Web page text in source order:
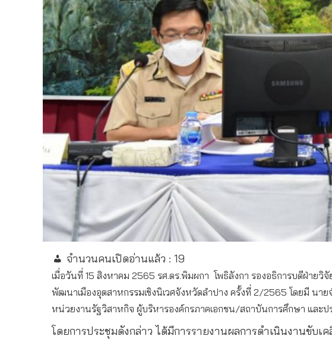
จำนวนคนเปิดอ่านแล้ว : 19
เมื่อวันที่ 15 สิงหาคม 2565 รศ.ดร.พิมผกา โพธิลังกา รองอธิการบดีฝ่าย
พัฒนาเมืองอุตสาหกรรมเชิงนิเวศจังหวัดลำปาง ครั้งที่ 2/2565 โดยมี น
หน่วยงานรัฐวิสาหกิจ ผู้บริหารองค์กรภาคเอกชน/สถาบันการศึกษา และป
โดยการประชุมดังกล่าว ได้มีการรายงานผลการดำเนินงานขับ